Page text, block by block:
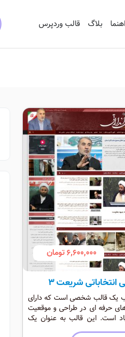
بلاگ قالب وردپرس
6,600,000 تومان
شریعت 3
یک قالب شخصی است که دارای
حرفه ای در طراحی و موقعیت
است. این قالب به عنوان یک
و شخصی حرفه ای است که